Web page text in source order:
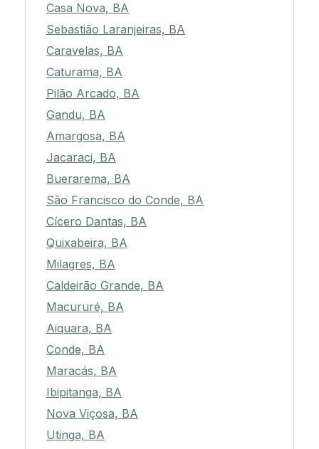
Casa Nova, BA
Sebastião Laranjeiras, BA
Caravelas, BA
Caturama, BA
Pilão Arcado, BA
Gandu, BA
Amargosa, BA
Jacaraci, BA
Buerarema, BA
São Francisco do Conde, BA
Cícero Dantas, BA
Quixabeira, BA
Milagres, BA
Caldeirão Grande, BA
Macururé, BA
Aiquara, BA
Conde, BA
Maracás, BA
Ibipitanga, BA
Nova Viçosa, BA
Utinga, BA